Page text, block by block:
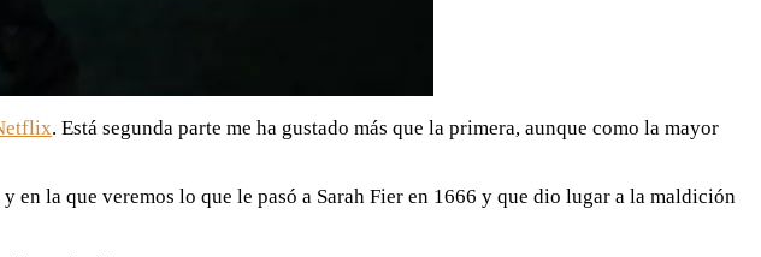
. Está segunda parte me ha gustado más que la primera, aunque como la mayor
la que veremos lo que le pasó a Sarah Fier en 1666 y que dio lugar a la maldición